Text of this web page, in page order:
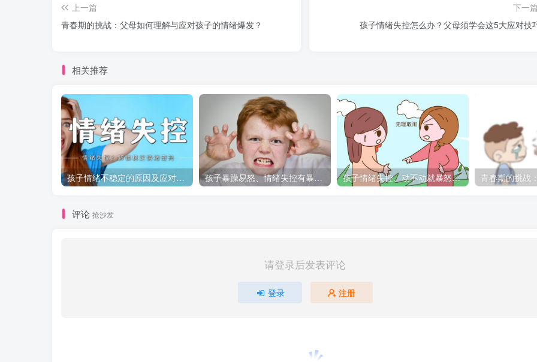
上一篇
青春期的挑战：父母如何理解与应对孩子的情绪爆发？
下一篇
孩子情绪失控怎么办？父母须学会这5大应对技
相关推荐
孩子情绪不稳定的原因及应对策略 孩子暴躁易怒、情绪失控有暴力倾向，家长该如何应对？ 孩子情绪失控、动不动就暴怒？聪明父母这样管，越教越懂事
评论 抢沙发
请登录后发表评论
登录 注册